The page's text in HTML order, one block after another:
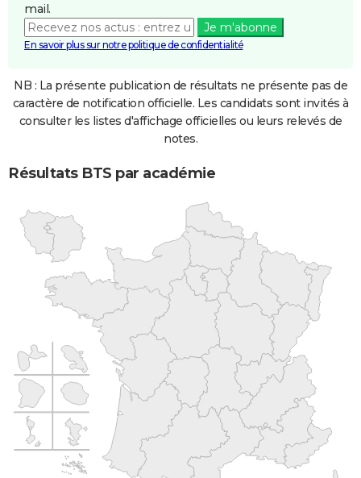
mail.
Je m'abonne
En savoir plus sur notre politique de confidentialité
NB : La présente publication de résultats ne présente pas de
caractère de notification officielle. Les candidats sont invités à
consulter les listes d'affichage officielles ou leurs relevés de
notes.
Résultats BTS par académie